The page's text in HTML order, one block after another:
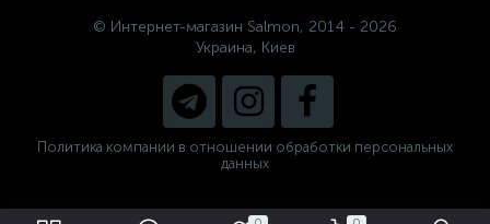
© Интернет-магазин Salmon, 2014 - 2026
Украина, Киев
Политика компании в отношении обработки персональных
данных